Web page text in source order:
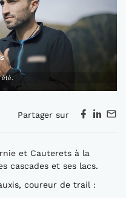
Partager sur
et Cauterets à la
cascades et ses lacs.
coureur de trail :